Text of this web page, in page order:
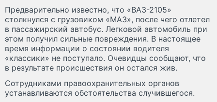
Предварительно известно, что «ВАЗ-2105»
столкнулся с грузовиком «МАЗ», после чего отлетел
в пассажирский автобус. Легковой автомобиль при
этом получил сильные повреждения. В настоящее
время информации о состоянии водителя
«классики» не поступало. Очевидцы сообщают, что
в результате происшествия он остался жив.
Сотрудниками правоохранительных органов
устанавливаются обстоятельства случившегося.